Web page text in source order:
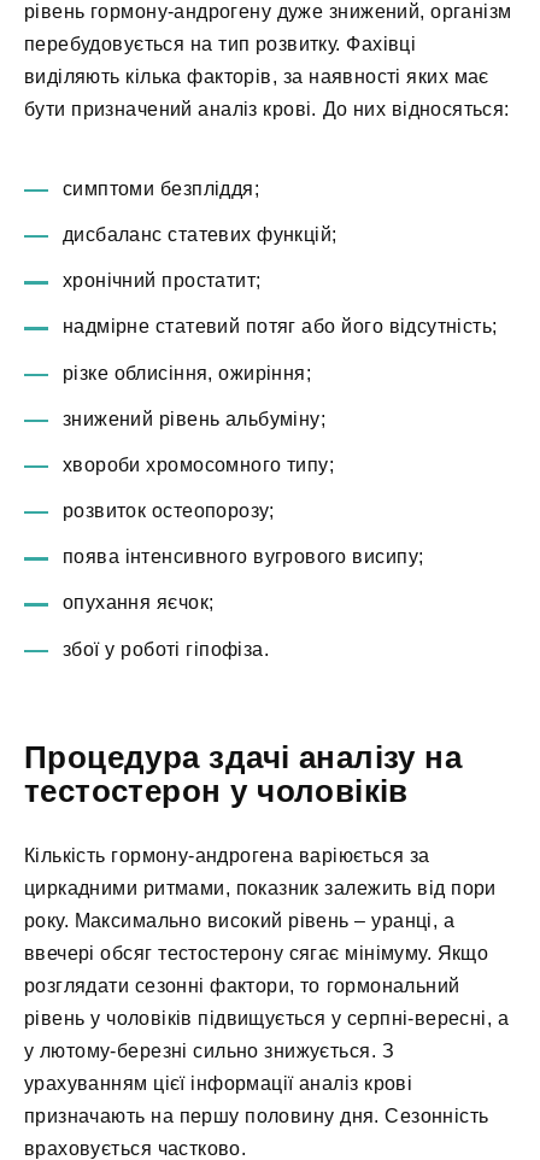
рівень гормону-андрогену дуже знижений, організм
перебудовується на тип розвитку. Фахівці
виділяють кілька факторів, за наявності яких має
бути призначений аналіз крові. До них відносяться:
симптоми безпліддя;
дисбаланс статевих функцій;
хронічний простатит;
надмірне статевий потяг або його відсутність;
різке облисіння, ожиріння;
знижений рівень альбуміну;
хвороби хромосомного типу;
розвиток остеопорозу;
поява інтенсивного вугрового висипу;
опухання яєчок;
збої у роботі гіпофіза.
Процедура здачі аналізу на
тестостерон у чоловіків
Кількість гормону-андрогена варіюється за
циркадними ритмами, показник залежить від пори
року. Максимально високий рівень – уранці, а
ввечері обсяг тестостерону сягає мінімуму. Якщо
розглядати сезонні фактори, то гормональний
рівень у чоловіків підвищується у серпні-вересні, а
у лютому-березні сильно знижується. З
урахуванням цієї інформації аналіз крові
призначають на першу половину дня. Сезонність
враховується частково.